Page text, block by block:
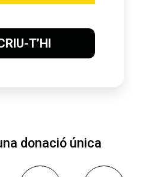
T’HI
donació única